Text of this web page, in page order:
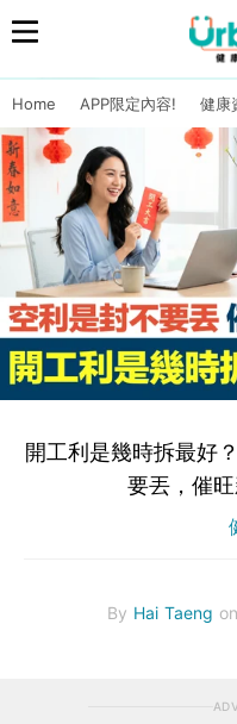
Home APP限定內容! 健康
開工利是幾時拆最好
要丟，催
By Hai Taeng